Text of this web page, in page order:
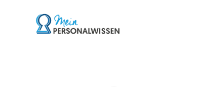
Go to landing page.